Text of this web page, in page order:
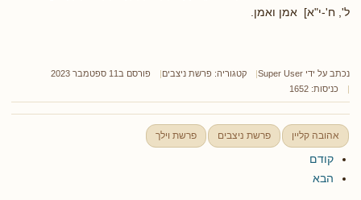
ל', ח'-י"א] אמן ואמן.
נכתב על ידי Super User קטגוריה: פרשת ניצבים
פורסם ב11 ספטמבר 2023
כניסות: 1652
אהובה קליין פרשת ניצבים פרשת וילך
קודם
הבא